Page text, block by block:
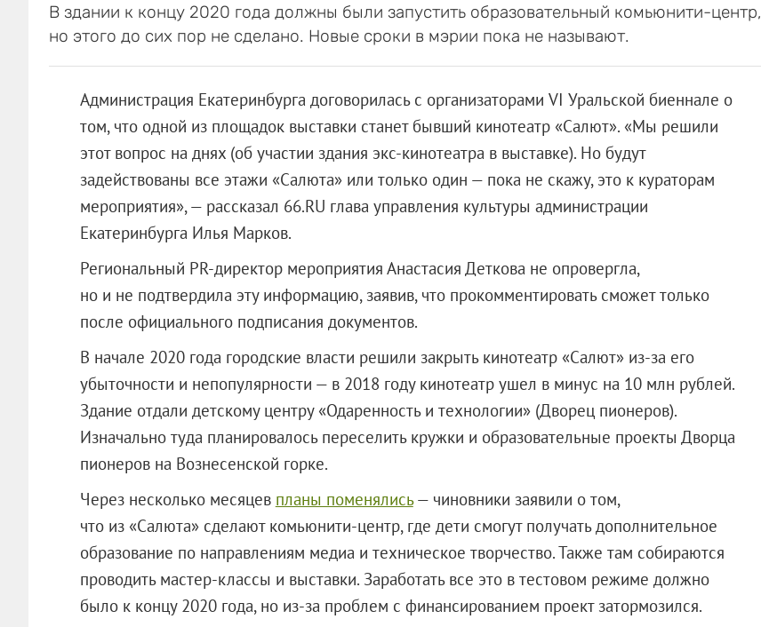
В здании к концу 2020 года должны были запустить образовательный комьюнити-центр,
но этого до сих пор не сделано. Новые сроки в мэрии пока не называют.
Администрация Екатеринбурга договорилась с организаторами VI Уральской биеннале о
том, что одной из площадок выставки станет бывший кинотеатр «Салют». «Мы решили
этот вопрос на днях (об участии здания экс-кинотеатра в выставке). Но будут
задействованы все этажи «Салюта» или только один — пока не скажу, это к кураторам
мероприятия», — рассказал 66.RU глава управления культуры администрации
Екатеринбурга Илья Марков.
Региональный PR-директор мероприятия Анастасия Деткова не опровергла,
но и не подтвердила эту информацию, заявив, что прокомментировать сможет только
после официального подписания документов.
В начале 2020 года городские власти решили закрыть кинотеатр «Салют» из-за его
убыточности и непопулярности — в 2018 году кинотеатр ушел в минус на 10 млн рублей.
Здание отдали детскому центру «Одаренность и технологии» (Дворец пионеров).
Изначально туда планировалось переселить кружки и образовательные проекты Дворца
пионеров на Вознесенской горке.
Через несколько месяцев планы поменялись— чиновники заявили о том,
что из «Салюта» сделают комьюнити-центр, где дети смогут получать дополнительное
образование по направлениям медиа и техническое творчество. Также там собираются
проводить мастер-классы и выставки. Заработать все это в тестовом режиме должно
было к концу 2020 года, но из-за проблем с финансированием проект затормозился.